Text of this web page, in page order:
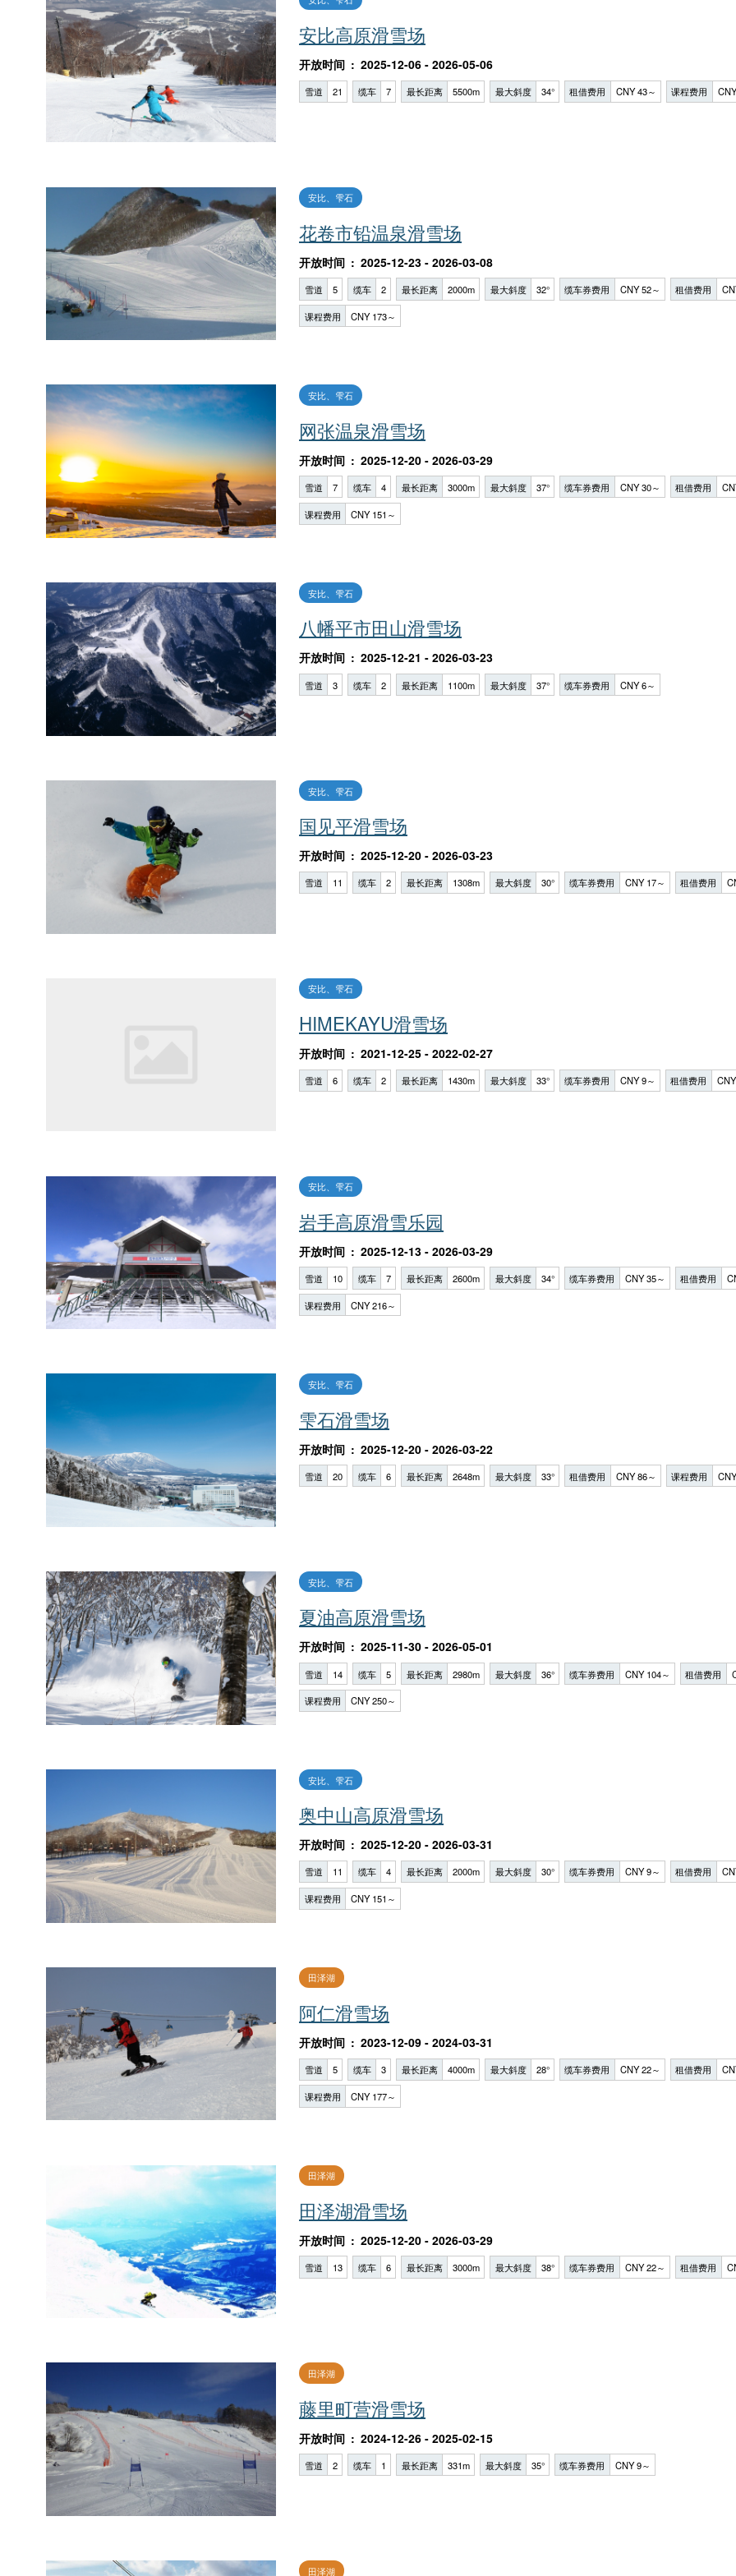
安比高原滑雪场
开放时间 2025-12-06 - 2026-05-06
雪道 21 缆车 7 最长距离 5500m 最大斜度 34° 租借费用 CNY 43～ 课程费用
花卷市铅温泉滑雪场
安比、雫石
开放时间 2025-12-23 - 2026-03-08
雪道 5 缆车 2 最长距离 2000m 最大斜度 32° 缆车券费用 CNY 52～ 租借费用
课程费用 CNY 173～
网张温泉滑雪场
安比、雫石
开放时间 2025-12-20 - 2026-03-29
雪道 7 缆车 4 最长距离 3000m 最大斜度 37° 缆车券费用 CNY 30～ 租借费用
课程费用 CNY 151～
八幡平市田山滑雪场
安比、雫石
开放时间 2025-12-21 - 2026-03-23
雪道 3 缆车 2 最长距离 1100m 最大斜度 37° 缆车券费用 CNY 6～
国见平滑雪场
安比、雫石
开放时间 2025-12-20 - 2026-03-23
雪道 11 缆车 2 最长距离 1308m 最大斜度 30° 缆车券费用 CNY 17～ 租借费用
HIMEKAYU滑雪场
安比、雫石
开放时间 2021-12-25 - 2022-02-27
雪道 6 缆车 2 最长距离 1430m 最大斜度 33° 缆车券费用 CNY 9～ 租借费用
岩手高原滑雪乐园
安比、雫石
开放时间 2025-12-13 - 2026-03-29
雪道 10 缆车 7 最长距离 2600m 最大斜度 34° 缆车券费用 CNY 35～ 租借费用
课程费用 CNY 216～
雫石滑雪场
安比、雫石
开放时间 2025-12-20 - 2026-03-22
雪道 20 缆车 6 最长距离 2648m 最大斜度 33° 租借费用 CNY 86～ 课程费用
夏油高原滑雪场
安比、雫石
开放时间 2025-11-30 - 2026-05-01
雪道 14 缆车 5 最长距离 2980m 最大斜度 36° 缆车券费用 CNY 104～ 租借费用
课程费用 CNY 250～
奥中山高原滑雪场
安比、雫石
开放时间 2025-12-20 - 2026-03-31
雪道 11 缆车 4 最长距离 2000m 最大斜度 30° 缆车券费用 CNY 9～ 租借费用
课程费用 CNY 151～
阿仁滑雪场
田泽湖
开放时间 2023-12-09 - 2024-03-31
雪道 5 缆车 3 最长距离 4000m 最大斜度 28° 缆车券费用 CNY 22～ 租借费用
课程费用 CNY 177～
田泽湖滑雪场
田泽湖
开放时间 2025-12-20 - 2026-03-29
雪道 13 缆车 6 最长距离 3000m 最大斜度 38° 缆车券费用 CNY 22～ 租借费用
藤里町营滑雪场
田泽湖
开放时间 2024-12-26 - 2025-02-15
雪道 2 缆车 1 最长距离 331m 最大斜度 35° 缆车券费用 CNY 9～
田泽湖